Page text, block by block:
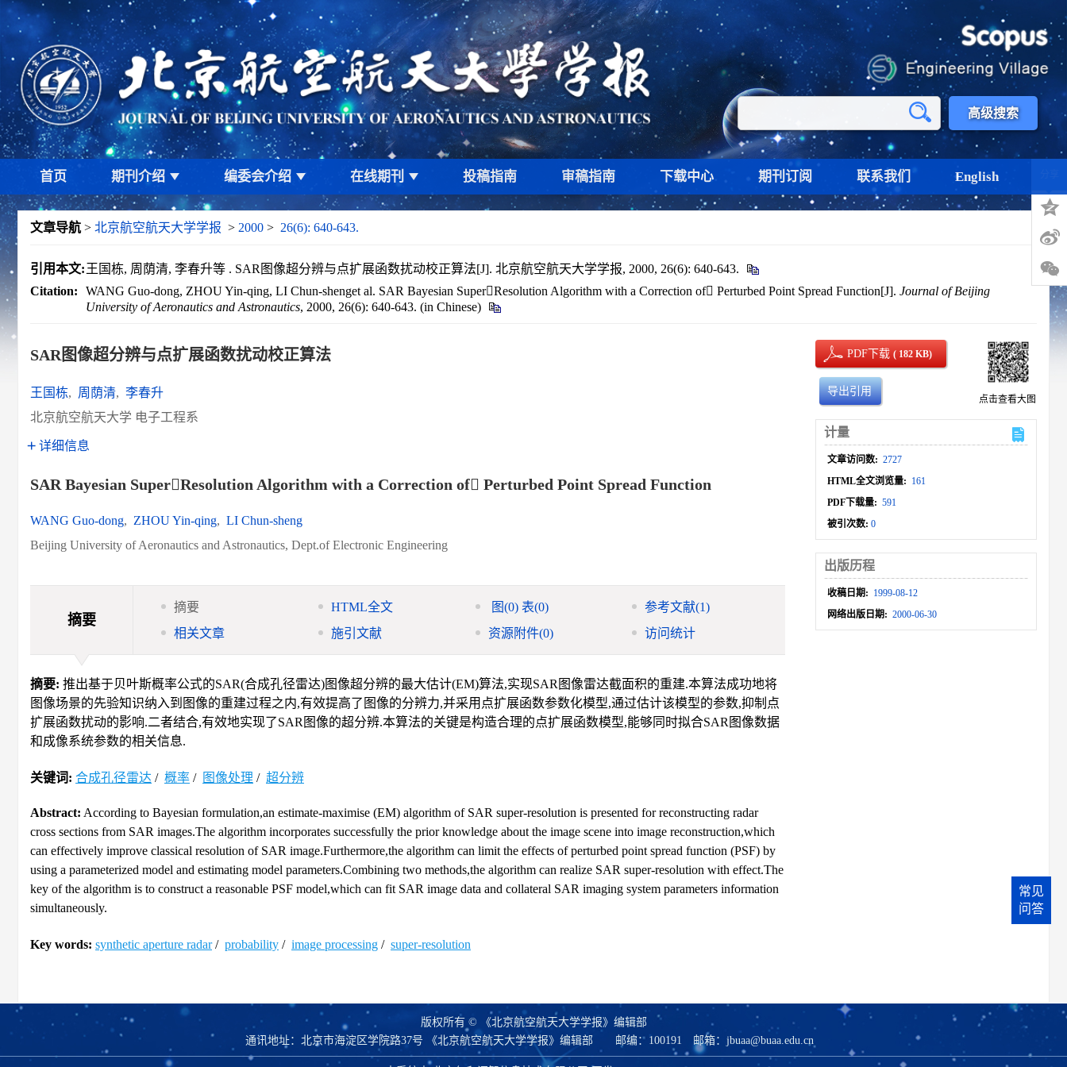
高级搜索
首页 期刊介绍 编委会介绍 在线期刊 投稿指南 审稿指南 下载中心 期刊订阅 联系我们 English
文章导航 > 北京航空航天大学学报 > 2000 > 26(6): 640-643.
引用本文: 王国栋, 周荫清, 李春升等 . SAR图像超分辨与点扩展函数扰动校正算法[J]. 北京航空航天大学学报, 2000, 26(6): 640-643.
Citation:
WANG Guo-dong, ZHOU Yin-qing, LI Chun-shenget al. SAR Bayesian SuperResolution Algorithm with a Correction of Perturbed Point Spread Function[J]. Journal of Beijing
University of Aeronautics and Astronautics, 2000, 26(6): 640-643. (in Chinese)
SAR图像超分辨与点扩展函数扰动校正算法
王国栋, 周荫清, 李春升
北京航空航天大学 电子工程系
详细信息
SAR Bayesian SuperResolution Algorithm with a Correction of Perturbed Point Spread Function
WANG Guo-dong, ZHOU Yin-qing, LI Chun-sheng
Beijing University of Aeronautics and Astronautics, Dept.of Electronic Engineering
摘要
摘要 HTML全文 图(0)表(0) 参考文献(1)
相关文章
施引文献 资源附件(0) 访问统计
摘要: 推出基于贝叶斯概率公式的SAR(合成孔径雷达)图像超分辨的最大估计(EM)算法,实现SAR图像雷达截面积的重建.本算法成功地将
图像场景的先验知识纳入到图像的重建过程之内,有效提高了图像的分辨力,并采用点扩展函数参数化模型,通过估计该模型的参数,抑制点
扩展函数扰动的影响.二者结合,有效地实现了SAR图像的超分辨.本算法的关键是构造合理的点扩展函数模型,能够同时拟合SAR图像数据
和成像系统参数的相关信息.
关键词: 合成孔径雷达 / 概率 / 图像处理 / 超分辨
Abstract: According to Bayesian formulation,an estimate-maximise (EM) algorithm of SAR super-resolution is presented for reconstructing radar
cross sections from SAR images.The algorithm incorporates successfully the prior knowledge about the image scene into image reconstruction,which
can effectively improve classical resolution of SAR image.Furthermore,the algorithm can limit the effects of perturbed point spread function (PSF) by
using a parameterized model and estimating model parameters.Combining two methods,the algorithm can realize SAR super-resolution with effect.The
key of the algorithm is to construct a reasonable PSF model,which can fit SAR image data and collateral SAR imaging system parameters information
simultaneously.
Key words: synthetic aperture radar/ probability / image processing / super-resolution
PDF下载( 182 KB)
导出引用
点击查看大图
计量
文章访问数: 2727
HTML全文浏览量: 161
PDF下载量: 591
被引次数:0
出版历程
收稿日期: 1999-08-12
网络出版日期: 2000-06-30
常见
问答
版权所有 © 《北京航空航天大学学报》编辑部
通讯地址：北京市海淀区学院路37号 《北京航空航天大学学报》编辑部
邮编：100191 邮箱： jbuaa@buaa.edu.cn